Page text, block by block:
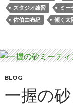
スタジオ練習
ミー
佐伯由布紀
傾く太
BLOG
一握の